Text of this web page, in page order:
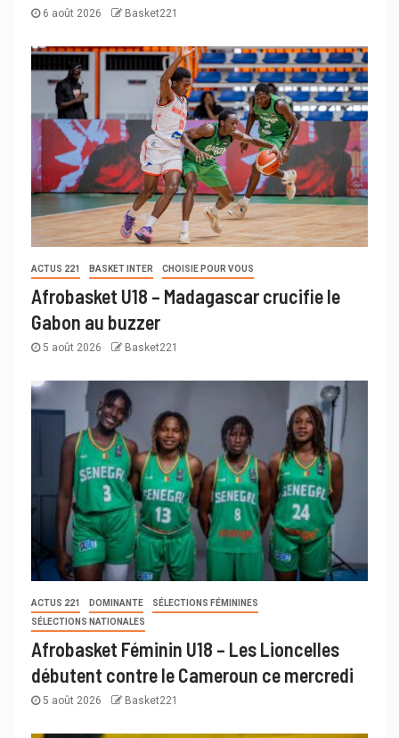
6 août 2026 Basket221
ACTUS 221 BASKET INTER CHOISIE POUR VOUS
Afrobasket U18 – Madagascar crucifie le
Gabon au buzzer
5 août 2026 Basket221
ACTUS 221 DOMINANTE
SÉLECTIONS FÉMININES
SÉLECTIONS NATIONALES
Afrobasket Féminin U18 – Les Lioncelles
débutent contre le Cameroun ce mercredi
5 août 2026 Basket221